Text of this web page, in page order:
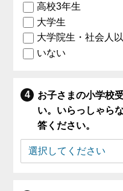
高校3年生
大学生
大学院生・社会人
いない
お子さまの小学校
い。いらっしゃら
答ください。